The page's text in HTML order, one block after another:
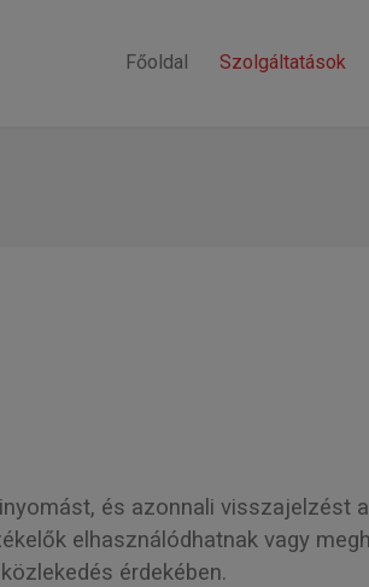
Főoldal Szolgáltatások
és azonnali visszajelzést
elhasználódhatnak vagy
érdekében.